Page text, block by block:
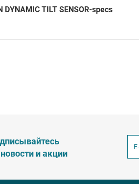
DYNAMIC TILT SENSOR-specs
и акции